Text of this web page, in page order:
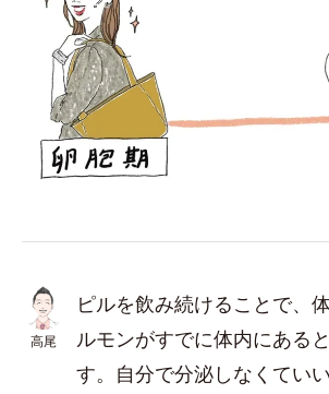
高尾
ピルを飲み続けることで、
ルモンがすでに体内にある
す。自分で分泌しなくてい